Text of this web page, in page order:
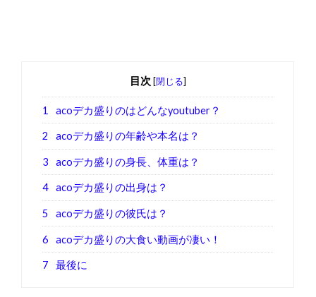
目次 [閉じる]
1 acoデカ盛りのはどんなyoutuber？
2 acoデカ盛りの年齢や本名は？
3 acoデカ盛りの身長、体重は？
4 acoデカ盛りの出身は？
5 acoデカ盛りの彼氏は？
6 acoデカ盛りの大食い動画が凄い！
7 最後に